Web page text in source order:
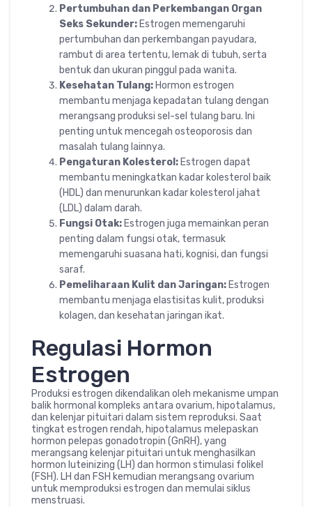
Pertumbuhan dan Perkembangan Organ
Seks Sekunder: Estrogen memengaruhi
pertumbuhan dan perkembangan payudara,
rambut di area tertentu, lemak di tubuh, serta
bentuk dan ukuran pinggul pada wanita.
Kesehatan Tulang: Hormon estrogen
membantu menjaga kepadatan tulang dengan
merangsang produksi sel-sel tulang baru. Ini
penting untuk mencegah osteoporosis dan
masalah tulang lainnya.
Pengaturan Kolesterol: Estrogen dapat
membantu meningkatkan kadar kolesterol baik
(HDL) dan menurunkan kadar kolesterol jahat
(LDL) dalam darah.
Fungsi Otak: Estrogen juga memainkan peran
penting dalam fungsi otak, termasuk
memengaruhi suasana hati, kognisi, dan fungsi
saraf.
Pemeliharaan Kulit dan Jaringan: Estrogen
membantu menjaga elastisitas kulit, produksi
kolagen, dan kesehatan jaringan ikat.
Regulasi Hormon
Estrogen
Produksi estrogen dikendalikan oleh mekanisme umpan
balik hormonal kompleks antara ovarium, hipotalamus,
dan kelenjar pituitari dalam sistem reproduksi. Saat
tingkat estrogen rendah, hipotalamus melepaskan
hormon pelepas gonadotropin (GnRH), yang
merangsang kelenjar pituitari untuk menghasilkan
hormon luteinizing (LH) dan hormon stimulasi folikel
(FSH). LH dan FSH kemudian merangsang ovarium
untuk memproduksi estrogen dan memulai siklus
menstruasi.